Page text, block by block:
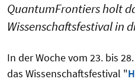
QuantumFrontiers holt
Wissenschaftsfestival in
In der Woche vom 23. bis
das Wissenschaftsfestival "